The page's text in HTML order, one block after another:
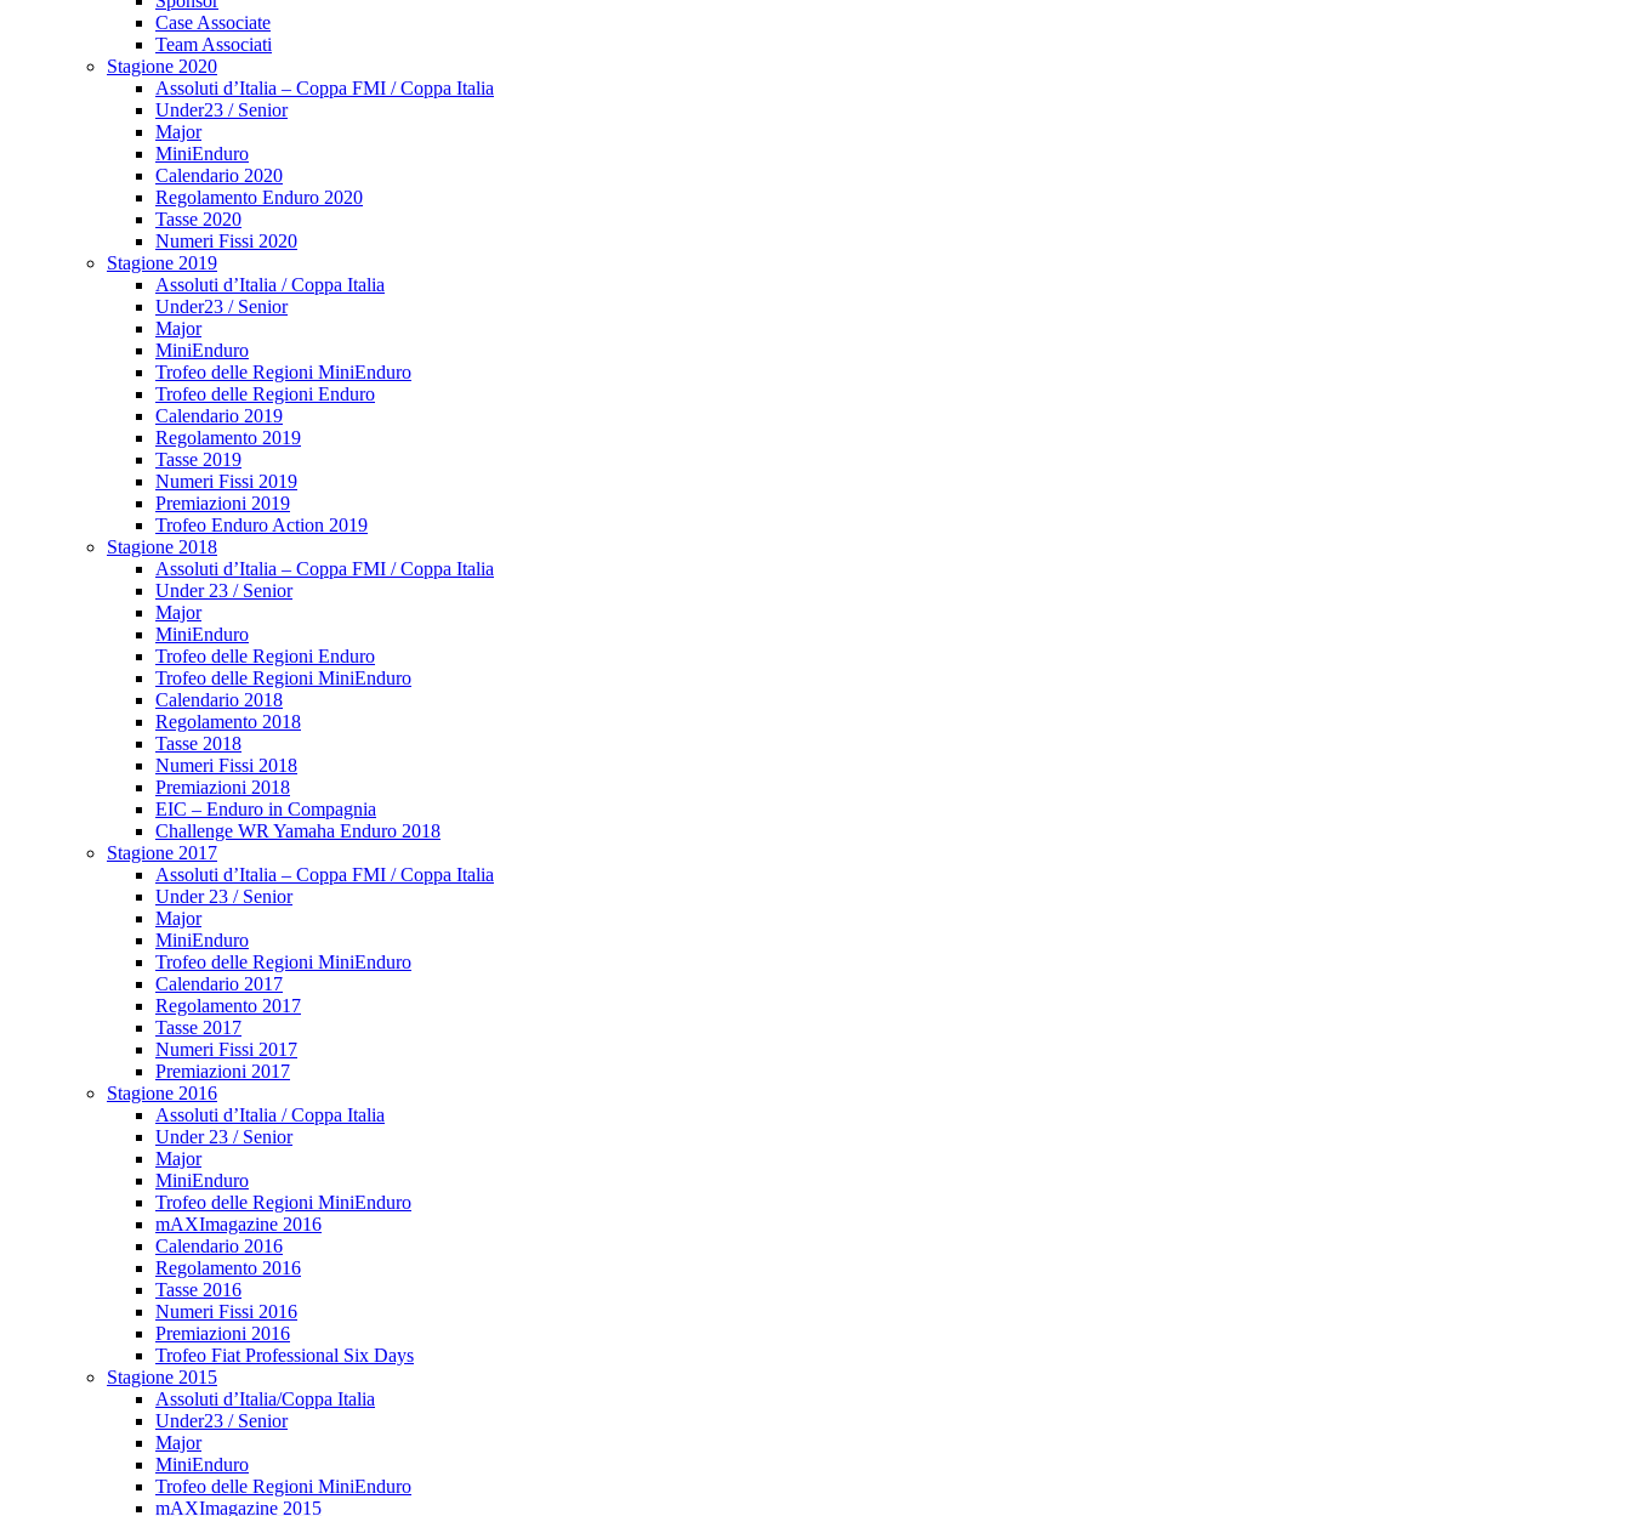
Case Associate
Team Associati
Stagione 2020
Assoluti d’Italia – Coppa FMI / Coppa Italia
Under23 / Senior
Major
MiniEnduro
Calendario 2020
Regolamento Enduro 2020
Tasse 2020
Numeri Fissi 2020
Stagione 2019
Assoluti d’Italia / Coppa Italia
Under23 / Senior
Major
MiniEnduro
Trofeo delle Regioni MiniEnduro
Trofeo delle Regioni Enduro
Calendario 2019
Regolamento 2019
Tasse 2019
Numeri Fissi 2019
Premiazioni 2019
Trofeo Enduro Action 2019
Stagione 2018
Assoluti d’Italia – Coppa FMI / Coppa Italia
Under 23 / Senior
Major
MiniEnduro
Trofeo delle Regioni Enduro
Trofeo delle Regioni MiniEnduro
Calendario 2018
Regolamento 2018
Tasse 2018
Numeri Fissi 2018
Premiazioni 2018
EIC – Enduro in Compagnia
Challenge WR Yamaha Enduro 2018
Stagione 2017
Assoluti d’Italia – Coppa FMI / Coppa Italia
Under 23 / Senior
Major
MiniEnduro
Trofeo delle Regioni MiniEnduro
Calendario 2017
Regolamento 2017
Tasse 2017
Numeri Fissi 2017
Premiazioni 2017
Stagione 2016
Assoluti d’Italia / Coppa Italia
Under 23 / Senior
Major
MiniEnduro
Trofeo delle Regioni MiniEnduro
mAXImagazine 2016
Calendario 2016
Regolamento 2016
Tasse 2016
Numeri Fissi 2016
Premiazioni 2016
Trofeo Fiat Professional Six Days
Stagione 2015
Assoluti d’Italia/Coppa Italia
Under23 / Senior
Major
MiniEnduro
Trofeo delle Regioni MiniEnduro
mAXImagazine 2015